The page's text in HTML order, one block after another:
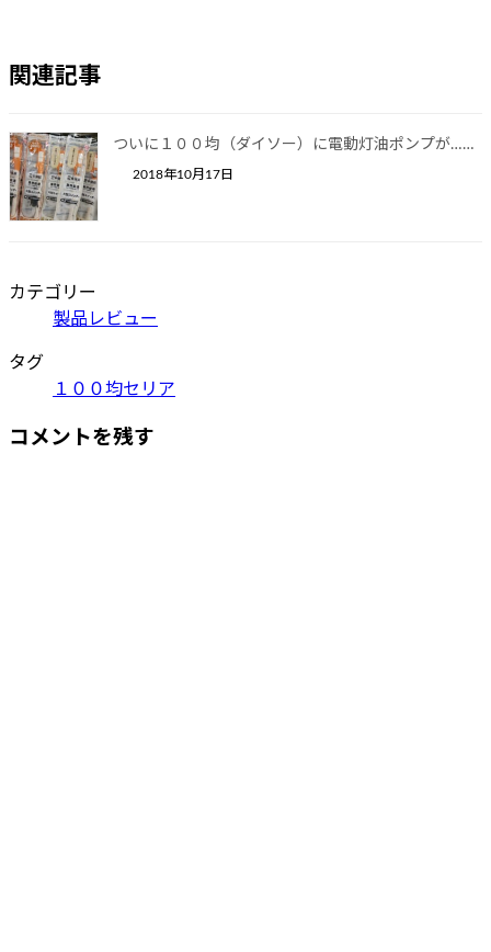
関連記事
ついに１００均（ダイソー）に電動灯油ポンプが……
2018年10月17日
カテゴリー
製品レビュー
タグ
１００均セリア
コメントを残す